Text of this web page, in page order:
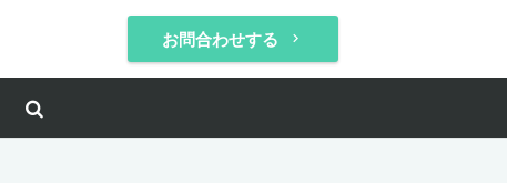
お問合わせする keyboard_arrow_right